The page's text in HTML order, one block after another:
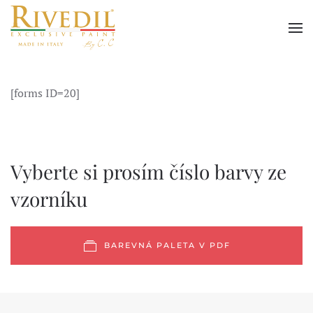
Skip to main content
[forms ID=20]
Vyberte si prosím číslo barvy ze
vzorníku
BAREVNÁ PALETA V PDF